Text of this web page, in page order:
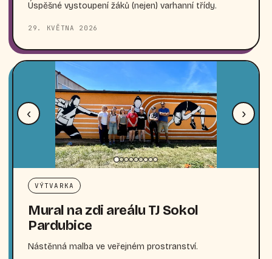
Úspěšné vystoupení žáků (nejen) varhanní třídy.
29. KVĚTNA 2026
‹ ›
VÝTVARKA
Mural na zdi areálu TJ Sokol
Pardubice
Nástěnná malba ve veřejném prostranství.